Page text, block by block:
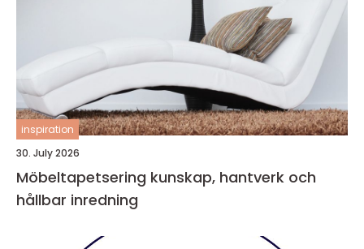
inspiration
30. July 2026
Möbeltapetsering kunskap, hantverk och
hållbar inredning